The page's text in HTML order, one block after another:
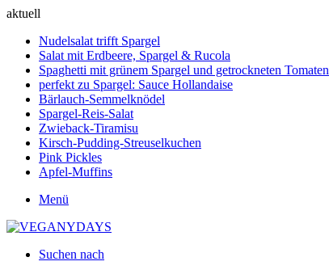
aktuell
Nudelsalat trifft Spargel
Salat mit Erdbeere, Spargel & Rucola
Spaghetti mit grünem Spargel und getrockneten Tomaten
perfekt zu Spargel: Sauce Hollandaise
Bärlauch-Semmelknödel
Spargel-Reis-Salat
Zwieback-Tiramisu
Kirsch-Pudding-Streuselkuchen
Pink Pickles
Apfel-Muffins
Menü
Suchen nach